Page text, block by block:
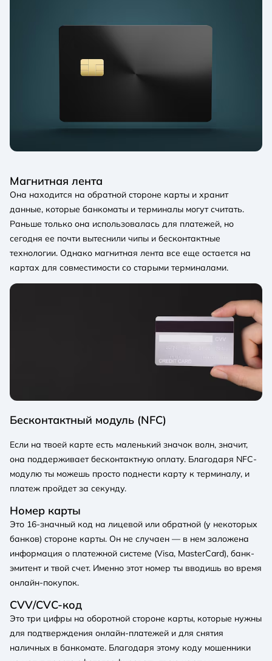
Магнитная лента
Она находится на обратной стороне карты и хранит
данные, которые банкоматы и терминалы могут считать.
Раньше только она использовалась для платежей, но
сегодня ее почти вытеснили чипы и бесконтактные
технологии. Однако магнитная лента все еще остается на
картах для совместимости со старыми терминалами.
Бесконтактный модуль (NFC)
Если на твоей карте есть маленький значок волн, значит,
она поддерживает бесконтактную оплату. Благодаря NFC-
модулю ты можешь просто поднести карту к терминалу, и
платеж пройдет за секунду.
Номер карты
Это 16-значный код на лицевой или обратной (у некоторых
банков) стороне карты. Он не случаен — в нем заложена
информация о платежной системе (Visa, MasterCard), банк-
эмитент и твой счет. Именно этот номер ты вводишь во время
онлайн-покупок.
CVV/CVC-код
Это три цифры на оборотной стороне карты, которые нужны
для подтверждения онлайн-платежей и для снятия
наличных в банкомате. Благодаря этому коду мошенники